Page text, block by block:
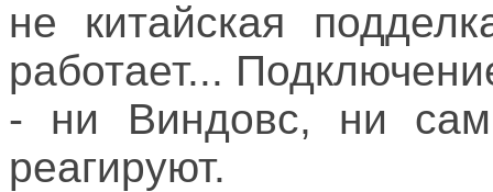
не китайская
работает...
- ни Виндовс, ни
реагируют.